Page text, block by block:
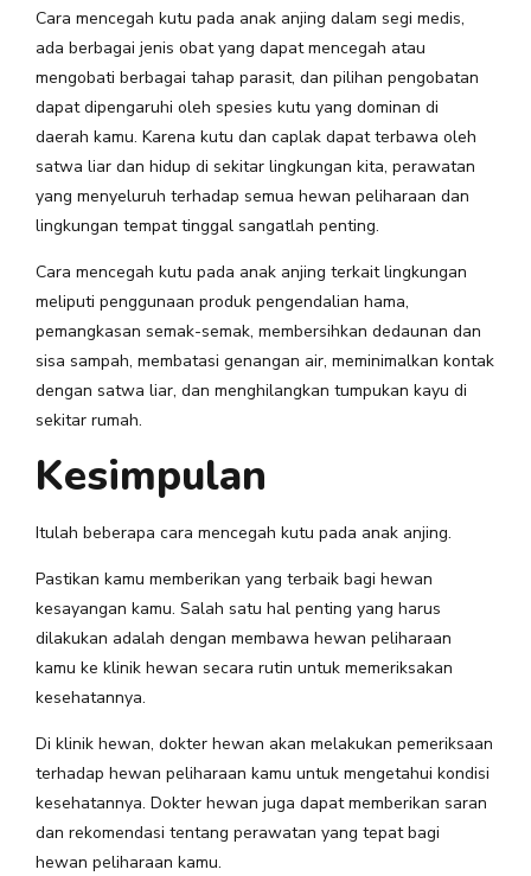
Cara mencegah kutu pada anak anjing dalam segi medis,
ada berbagai jenis obat yang dapat mencegah atau
mengobati berbagai tahap parasit, dan pilihan pengobatan
dapat dipengaruhi oleh spesies kutu yang dominan di
daerah kamu. Karena kutu dan caplak dapat terbawa oleh
satwa liar dan hidup di sekitar lingkungan kita, perawatan
yang menyeluruh terhadap semua hewan peliharaan dan
lingkungan tempat tinggal sangatlah penting.
Cara mencegah kutu pada anak anjing terkait lingkungan
meliputi penggunaan produk pengendalian hama,
pemangkasan semak-semak, membersihkan dedaunan dan
sisa sampah, membatasi genangan air, meminimalkan kontak
dengan satwa liar, dan menghilangkan tumpukan kayu di
sekitar rumah.
Kesimpulan
Itulah beberapa cara mencegah kutu pada anak anjing.
Pastikan kamu memberikan yang terbaik bagi hewan
kesayangan kamu. Salah satu hal penting yang harus
dilakukan adalah dengan membawa hewan peliharaan
kamu ke klinik hewan secara rutin untuk memeriksakan
kesehatannya.
Di klinik hewan, dokter hewan akan melakukan pemeriksaan
terhadap hewan peliharaan kamu untuk mengetahui kondisi
kesehatannya. Dokter hewan juga dapat memberikan saran
dan rekomendasi tentang perawatan yang tepat bagi
hewan peliharaan kamu.